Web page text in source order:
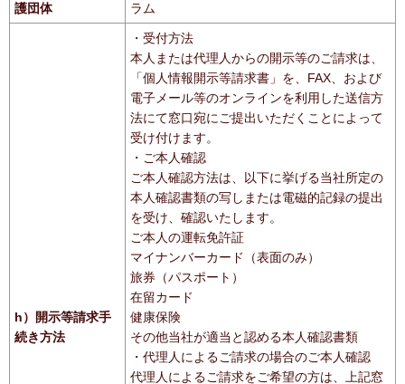
護団体
ラム
h）開示等請求手
続き方法
・受付方法
本人または代理人からの開示等のご請求は、
「個人情報開示等請求書」を、FAX、および
電子メール等のオンラインを利用した送信方
法にて窓口宛にご提出いただくことによって
受け付けます。
・ご本人確認
ご本人確認方法は、以下に挙げる当社所定の
本人確認書類の写しまたは電磁的記録の提出
を受け、確認いたします。
ご本人の運転免許証
マイナンバーカード（表面のみ）
旅券（パスポート）
在留カード
健康保険
その他当社が適当と認める本人確認書類
・代理人によるご請求の場合のご本人確認
代理人によるご請求をご希望の方は、上記窓